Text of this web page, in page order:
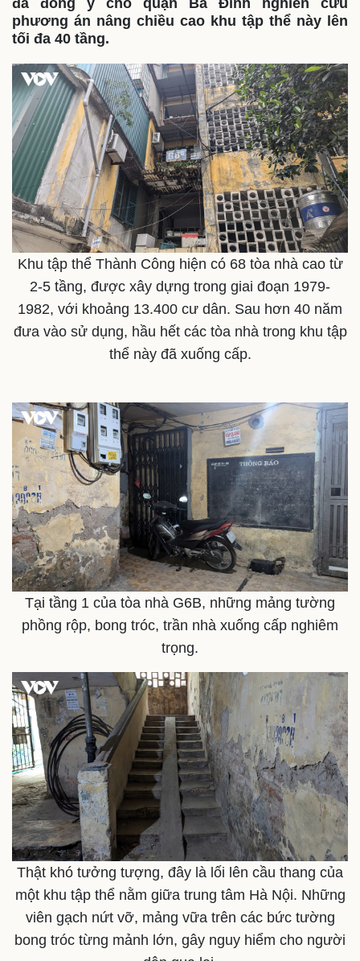
Cuộc sống đó đây
Hồ sơ
Ảnh
E-Magazine
Infographic
phương án nâng chiều cao khu tập thể này lên
tối đa 40 tầng.
Khu tập thể Thành Công hiện có 68 tòa nhà cao từ
2-5 tầng, được xây dựng trong giai đoạn 1979-
1982, với khoảng 13.400 cư dân. Sau hơn 40 năm
đưa vào sử dụng, hầu hết các tòa nhà trong khu tập
thể này đã xuống cấp.
Tại tầng 1 của tòa nhà G6B, những mảng tường
phồng rộp, bong tróc, trần nhà xuống cấp nghiêm
trọng.
Thật khó tưởng tượng, đây là lối lên cầu thang của
một khu tập thể nằm giữa trung tâm Hà Nội. Những
viên gạch nứt vỡ, mảng vữa trên các bức tường
bong tróc từng mảnh lớn, gây nguy hiểm cho người